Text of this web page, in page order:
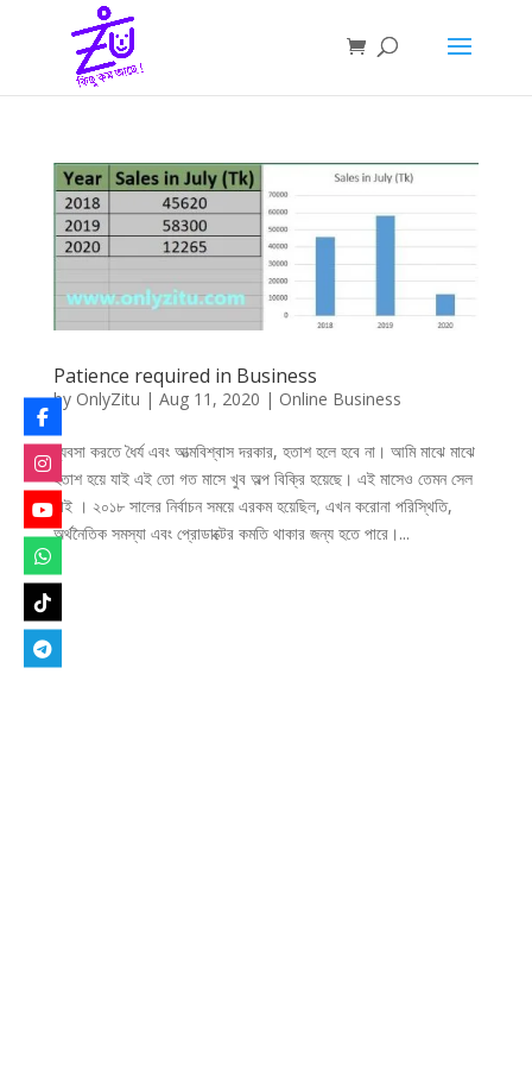
Patience required in Business
by OnlyZitu | Aug 11, 2020 | Online Business
ব্যবসা করতে ধৈর্য এবং আত্মবিশ্বাস দরকার, হতাশ হলে হবে না। আমি মাঝে মাঝে
হতাশ হয়ে যাই এই তো গত মাসে খুব অল্প বিক্রি হয়েছে। এই মাসেও তেমন সেল
নাই । ২০১৮ সালের নির্বাচন সময়ে এরকম হয়েছিল, এখন করোনা পরিস্থিতি,
অর্থনৈতিক সমস্যা এবং প্রোডাক্টের কমতি থাকার জন্য হতে পারে।...